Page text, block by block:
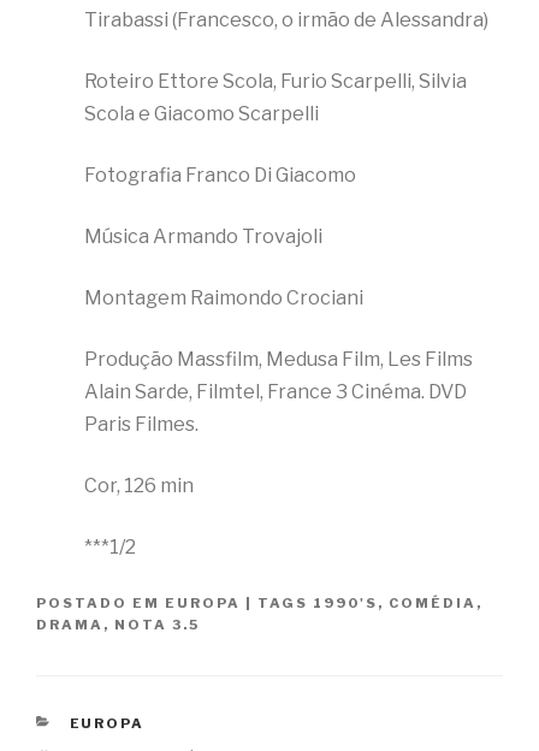
Tirabassi (Francesco, o irmão de Alessandra)
Roteiro Ettore Scola, Furio Scarpelli, Silvia
Scola e Giacomo Scarpelli
Fotografia Franco Di Giacomo
Música Armando Trovajoli
Montagem Raimondo Crociani
Produção Massfilm, Medusa Film, Les Films
Alain Sarde, Filmtel, France 3 Cinéma. DVD
Paris Filmes.
Cor, 126 min
***1/2
POSTADO EM EUROPA | TAGS 1990'S , COMÉDIA ,
DRAMA , NOTA 3.5
CATEGORIAS
EUROPA